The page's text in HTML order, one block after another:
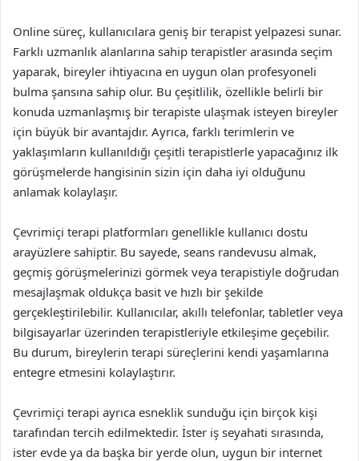
Online süreç, kullanıcılara geniş bir terapist yelpazesi sunar.
Farklı uzmanlık alanlarına sahip terapistler arasında seçim
yaparak, bireyler ihtiyacına en uygun olan profesyoneli
bulma şansına sahip olur. Bu çeşitlilik, özellikle belirli bir
konuda uzmanlaşmış bir terapiste ulaşmak isteyen bireyler
için büyük bir avantajdır. Ayrıca, farklı terimlerin ve
yaklaşımların kullanıldığı çeşitli terapistlerle yapacağınız ilk
görüşmelerde hangisinin sizin için daha iyi olduğunu
anlamak kolaylaşır.
Çevrimiçi terapi platformları genellikle kullanıcı dostu
arayüzlere sahiptir. Bu sayede, seans randevusu almak,
geçmiş görüşmelerinizi görmek veya terapistiyle doğrudan
mesajlaşmak oldukça basit ve hızlı bir şekilde
gerçekleştirilebilir. Kullanıcılar, akıllı telefonlar, tabletler veya
bilgisayarlar üzerinden terapistleriyle etkileşime geçebilir.
Bu durum, bireylerin terapi süreçlerini kendi yaşamlarına
entegre etmesini kolaylaştırır.
Çevrimiçi terapi ayrıca esneklik sunduğu için birçok kişi
tarafından tercih edilmektedir. İster iş seyahati sırasında,
ister evde ya da başka bir yerde olun, uygun bir internet